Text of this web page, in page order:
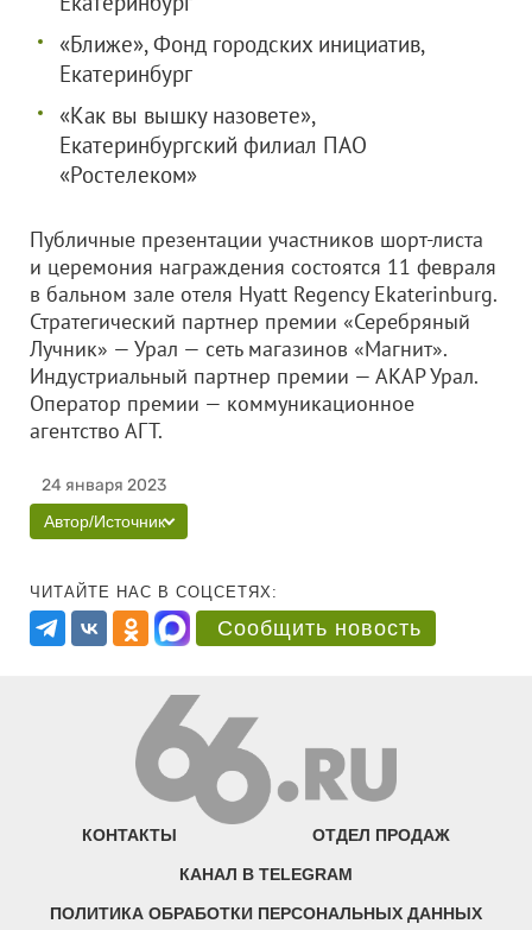
«Ближе», Фонд городских инициатив,
Екатеринбург
«Как вы вышку назовете»,
Екатеринбургский филиал ПАО
«Ростелеком»
Публичные презентации участников шорт-листа
и церемония награждения состоятся 11 февраля
в бальном зале отеля Hyatt Regency Ekaterinburg.
Стратегический партнер премии «Серебряный
Лучник» — Урал — сеть магазинов «Магнит».
Индустриальный партнер премии — АКАР Урал.
Оператор премии — коммуникационное
агентство АГТ.
24 января 2023
Автор/Источник
ЧИТАЙТЕ НАС В СОЦСЕТЯХ:
Сообщить новость
КОНТАКТЫ ОТДЕЛ ПРОДАЖ
КАНАЛ В TELEGRAM
ПОЛИТИКА ОБРАБОТКИ ПЕРСОНАЛЬНЫХ ДАННЫХ